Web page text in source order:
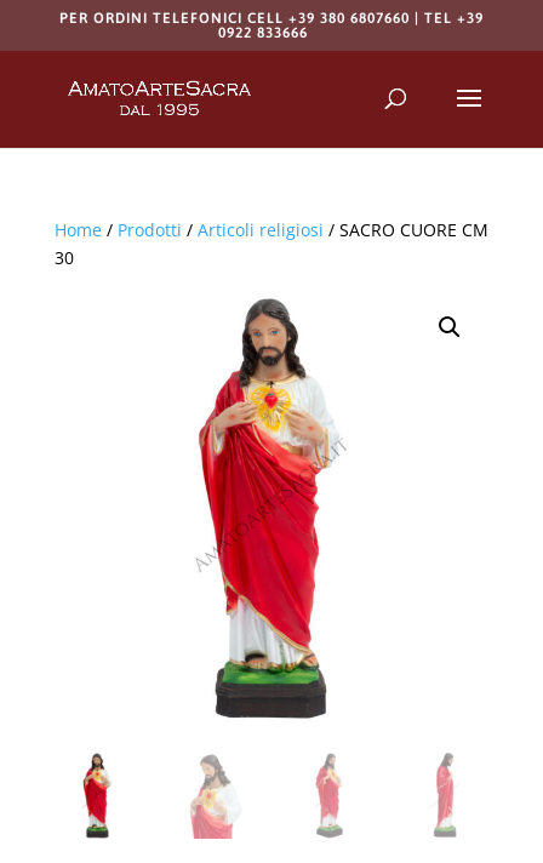
PER ORDINI TELEFONICI CELL +39 380 6807660 | TEL +39
0922 833666
Home/ Prodotti / Articoli religiosi / SACRO CUORE CM
30